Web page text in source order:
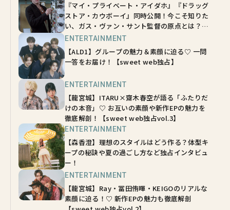
『マイ・プライベート・アイダホ』『ドラッグ
ストア・カウボーイ』同時公開！今こそ知りた
い、ガス・ヴァン・サント監督の原点とは？
【sweetムービーインタビュー】
ENTERTAINMENT
【ALD1】グループの魅力＆素顔に迫る♡ 一問
一答をお届け！【sweet web独占】
ENTERTAINMENT
【龍宮城】ITARU×齋木春空が語る「ふたりだ
けの本音」♡ お互いの素顔や新作EPの魅力を
徹底解剖！【sweet web独占vol.3】
ENTERTAINMENT
【森香澄】理想のスタイルはどう作る？体型キ
ープの秘訣や夏の過ごし方など独占インタビュ
ー！
ENTERTAINMENT
【龍宮城】Ray・冨田侑暉・KEIGOのリアルな
素顔に迫る！♡ 新作EPの魅力も徹底解剖